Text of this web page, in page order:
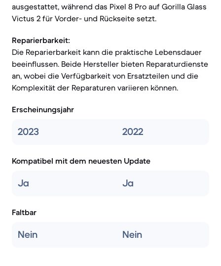
ausgestattet, während das Pixel 8 Pro auf Gorilla Glass
Victus 2 für Vorder- und Rückseite setzt.
Reparierbarkeit:
Die Reparierbarkeit kann die praktische Lebensdauer
beeinflussen. Beide Hersteller bieten Reparaturdienste
an, wobei die Verfügbarkeit von Ersatzteilen und die
Komplexität der Reparaturen variieren können.
Erscheinungsjahr
2023 2022
Kompatibel mit dem neuesten Update
Ja Ja
Faltbar
Nein Nein